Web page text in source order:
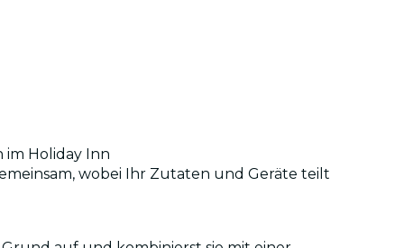
im Holiday Inn
wobei Ihr Zutaten und Geräte teilt